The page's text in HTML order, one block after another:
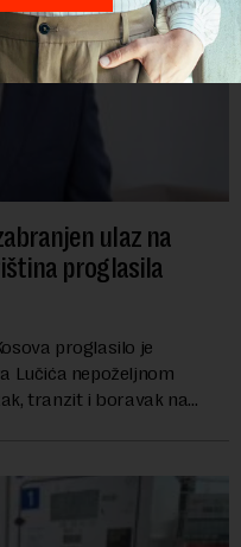
ulaz na
proglasila
proglasilo je
Lučića nepoželjnom
tranzit i boravak na